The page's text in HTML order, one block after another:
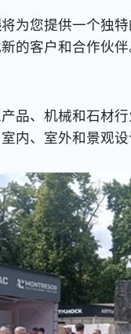
将为您提供一个独
的客户和合作伙伴
、机械和石材行
内、室外和景观